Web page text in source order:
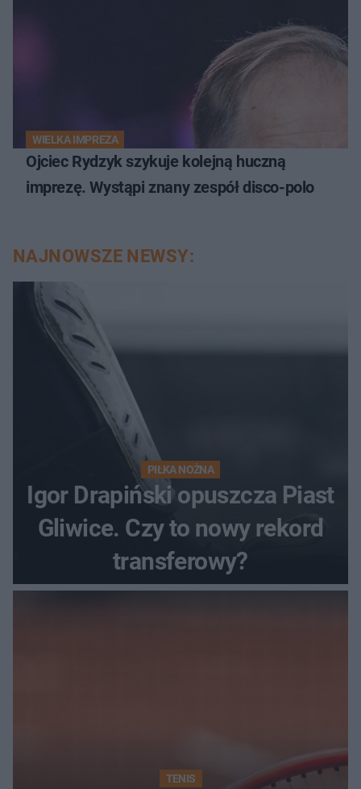
WIELKA IMPREZA
Ojciec Rydzyk szykuje kolejną huczną
imprezę. Wystąpi znany zespół disco-polo
NAJNOWSZE NEWSY:
PIŁKA NOŻNA
Igor Drapiński opuszcza Piast
Gliwice. Czy to nowy rekord
transferowy?
TENIS